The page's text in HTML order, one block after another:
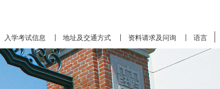
入学考试信息 地址及交通方式 资料请求及问询 语言